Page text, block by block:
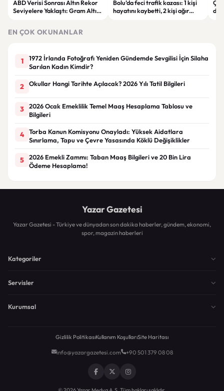
ABD Verisi Sonrası Altın Rekor
Seviyelere Yaklaştı: Gram Altın
Bolu’da feci trafik kazası: 1 kişi
hayatını kaybetti, 2 kişi ağır
EN ÇOK OKUNANLAR
1
1972 İrlanda Fotoğrafı Yeniden Gündemde Sevgilisi İçin Silaha
Sarılan Kadın Kimdir?
2 Okullar Hangi Tarihte Açılacak? 2026 Yılı Tatil Bilgileri
3
2026 Ocak Emeklilik Temel Maaş Hesaplama Tablosu ve
Bilgileri
4
Torba Kanun Komisyonu Onayladı: Yüksek Aidatlara
Sınırlama, Tapu ve Çevre Yasasında Köklü Değişiklikler
5
2026 Emekli Zammı: Taban Maaş Bilgileri ve 20 Bin Lira
Ödeme Hesaplama!
Yazar Gazetesi
Yazar Gazetesi - Türkiye ve dünyadan son dakika haberler, gündem, ekonomi,
spor, magazin haberleri
Kategoriler
Servisler
Kurumsal
Gizlilik PolitikasıKullanım KoşullarıSite Haritası
info@yazargazetesi.com +90 501 379 08 08